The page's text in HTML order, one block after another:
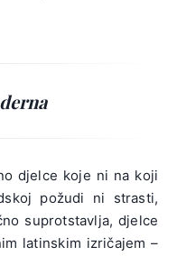
djelce koje ni na koji
požudi ni strasti,
suprotstavlja, djelce
latinskim izričajem –